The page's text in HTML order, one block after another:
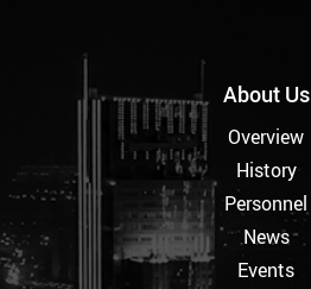
About Us
Overview
History
Personnel
News
Events